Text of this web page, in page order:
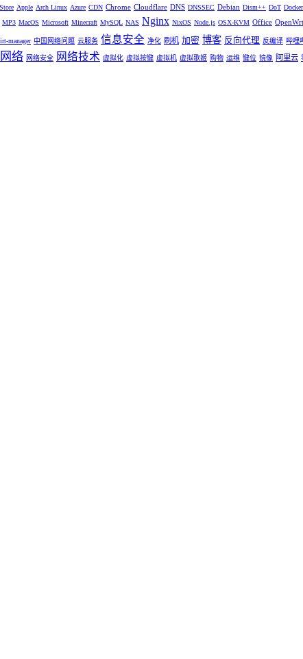
Apple Arch Linux Azure CDN Chrome Cloudflare DNS DNSSEC Debian Dism++ DoT Docker
MP3 MacOS Microsoft Minecraft MySQL NAS Nginx NixOS Node.js OSX-KVM Office OpenWrt
manager 中国网络问题 云服务 信息安全 净化 刷机 加密 博客 反向代理 反编译 哔哩
网络 网络安全 网络技术 虚拟化 虚拟按键 虚拟机 虚拟歌姬 购物 运维 键位 镜像 阿里云